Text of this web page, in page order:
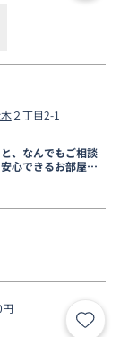
２丁目2-1
、なんでもご相談
心できるお部屋探
お気